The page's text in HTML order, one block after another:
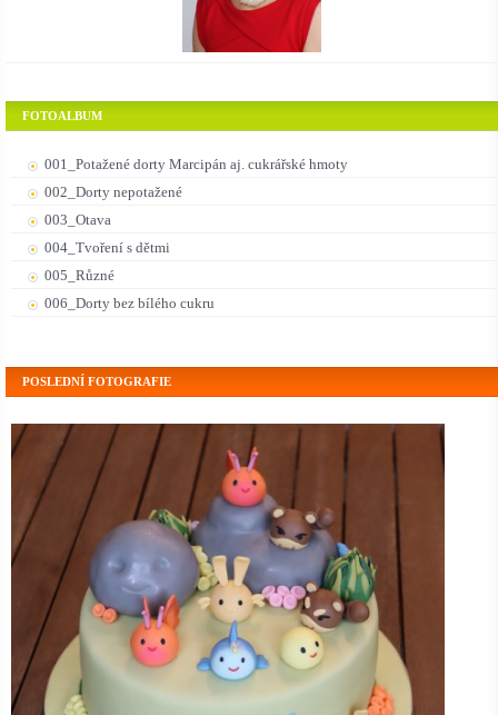
FOTOALBUM
001_Potažené dorty Marcipán aj. cukrářské hmoty
002_Dorty nepotažené
003_Otava
004_Tvoření s dětmi
005_Různé
006_Dorty bez bílého cukru
POSLEDNÍ FOTOGRAFIE